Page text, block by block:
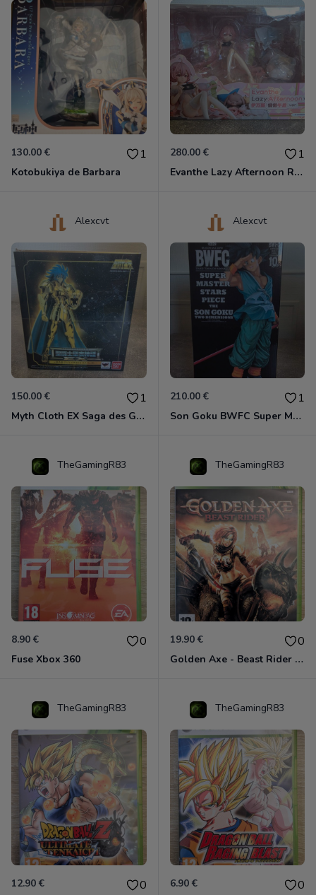
130.00 € 1
Kotobukiya de Barbara
280.00 € 1
Evanthe Lazy Afternoon Red Pride of Eden
Alexcvt
150.00 € 1
Myth Cloth EX Saga des Gémeaux
Alexcvt
210.00 € 1
Son Goku BWFC Super Master Stars
TheGamingR83
8.90 € 0
Fuse Xbox 360
TheGamingR83
19.90 € 0
Golden Axe - Beast Rider Xbox 360
TheGamingR83
12.90 € 0
TheGamingR83
6.90 € 0